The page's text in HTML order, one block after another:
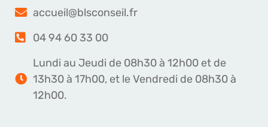
accueil@blsconseil.fr
04 94 60 33 00
Lundi au Jeudi de 08h30 à 12h00 et de
13h30 à 17h00, et le Vendredi de 08h30 à
12h00.